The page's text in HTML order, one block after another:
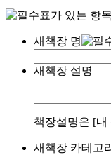
표가 있는 항
새책장 명
새책장 설명
책장설명은 [내
새책장 카테고리